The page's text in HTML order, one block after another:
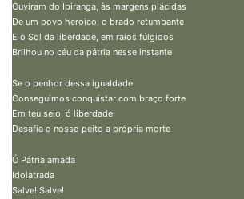
Ouviram do Ipiranga, às margens plácidas
De um povo heroico, o brado retumbante
E o Sol da liberdade, em raios fúlgidos
Brilhou no céu da pátria nesse instante
Se o penhor dessa igualdade
Conseguimos conquistar com braço forte
Em teu seio, ó liberdade
Desafia o nosso peito a própria morte
Ó Pátria amada
Idolatrada
Salve! Salve!